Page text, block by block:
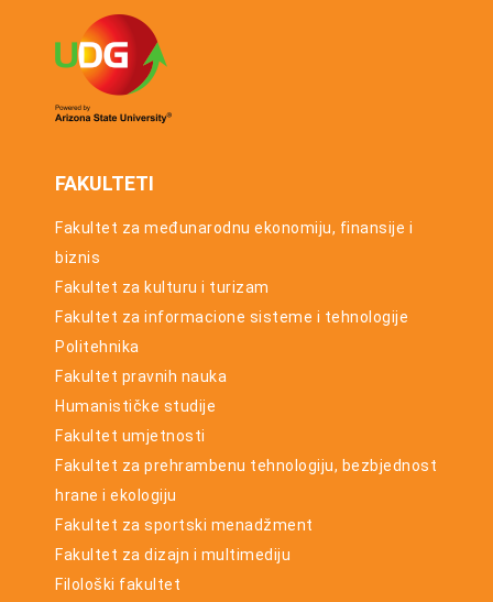
FAKULTETI
Fakultet za međunarodnu ekonomiju, finansije i
biznis
Fakultet za kulturu i turizam
Fakultet za informacione sisteme i tehnologije
Politehnika
Fakultet pravnih nauka
Humanističke studije
Fakultet umjetnosti
Fakultet za prehrambenu tehnologiju, bezbjednost
hrane i ekologiju
Fakultet za sportski menadžment
Fakultet za dizajn i multimediju
Filološki fakultet